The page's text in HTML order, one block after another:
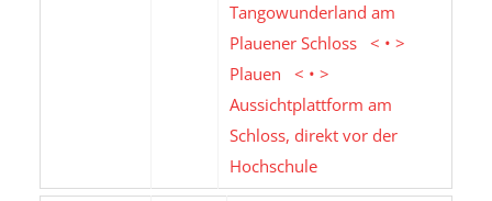
Tangowunderland am
Plauener Schloss < • >
Plauen < • >
Aussichtplattform am
Schloss, direkt vor der
Hochschule